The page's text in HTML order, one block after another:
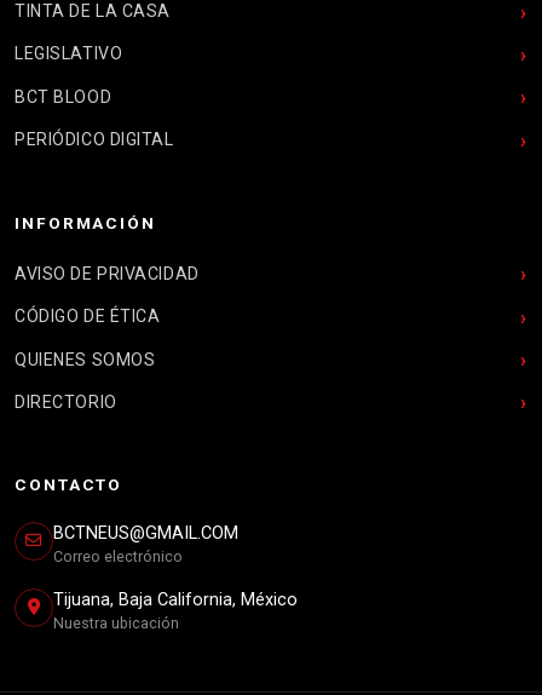
TINTA DE LA CASA
LEGISLATIVO
BCT BLOOD
PERIÓDICO DIGITAL
INFORMACIÓN
AVISO DE PRIVACIDAD
CÓDIGO DE ÉTICA
QUIENES SOMOS
DIRECTORIO
CONTACTO
BCTNEUS@GMAIL.COM
Correo electrónico
Tijuana, Baja California, México
Nuestra ubicación